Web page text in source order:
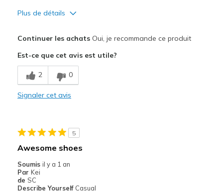
Plus de détails
Durable
Les meilleures utilisations
Casual Wear
Sizing
Feels true to size
View On Shoes
Shoes are for Wearing
Continuer les achatsOui, je recommande ce produit
Est-ce que cet avis est utile?
2 0
Signaler cet avis
5
Awesome shoes
Soumis il y a 1 an
Par Kei
de SC
Describe Yourself Casual